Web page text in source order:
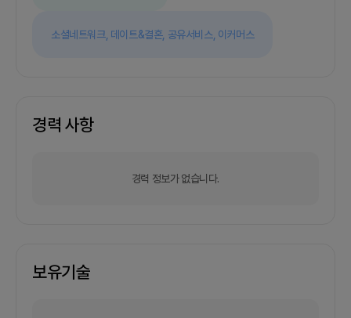
소셜네트워크, 데이트&결혼, 공유서비스, 이커머스
경력 사항
경력 정보가 없습니다.
보유기술